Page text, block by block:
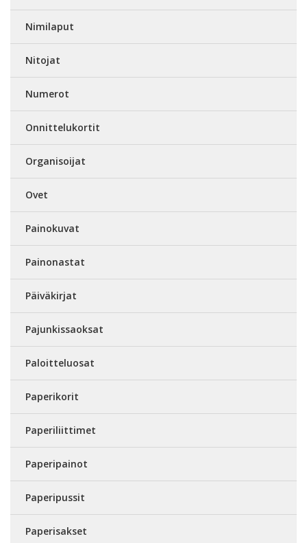
Nimilaput
Nitojat
Numerot
Onnittelukortit
Organisoijat
Ovet
Painokuvat
Painonastat
Päiväkirjat
Pajunkissaoksat
Paloitteluosat
Paperikorit
Paperiliittimet
Paperipainot
Paperipussit
Paperisakset